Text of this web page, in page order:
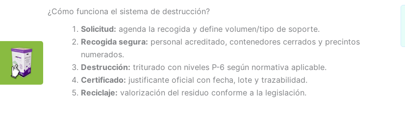
¿Cómo funciona el sistema de destrucción?
Solicitud: agenda la recogida y define volumen/tipo de soporte.
Recogida segura: personal acreditado, contenedores cerrados y precintos
numerados.
Destrucción: triturado con niveles P-6 según normativa aplicable.
Certificado: justificante oficial con fecha, lote y trazabilidad.
Reciclaje: valorización del residuo conforme a la legislación.